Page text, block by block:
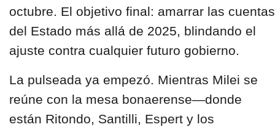
octubre. El objetivo final: amarrar las cuentas
del Estado más allá de 2025, blindando el
ajuste contra cualquier futuro gobierno.
La pulseada ya empezó. Mientras Milei se
reúne con la mesa bonaerense—donde
están Ritondo, Santilli, Espert y los